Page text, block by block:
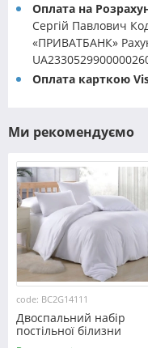
Оплата на
Сергій Павлович
«ПРИВАТБАНК»
Оплата карткою
Ми рекомендуємо
code: BC2G14111
Двоспальний набір
постільної білизни
180*220 із Бязі "Gold" з